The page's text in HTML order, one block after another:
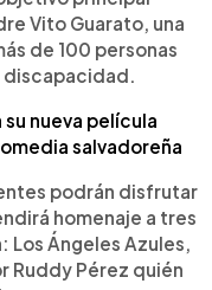
Vito Guarato, una
de 100 personas
nueva película
salvadoreña
podrán disfrutar
homenaje a tres
Ángeles Azules,
Ruddy Pérez quién